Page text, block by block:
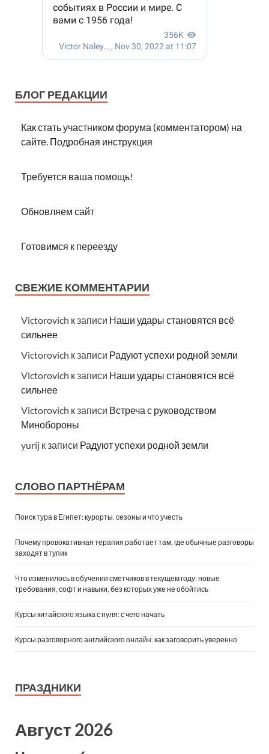
БЛОГ РЕДАКЦИИ
Как стать участником форума (комментатором) на
сайте. Подробная инструкция
Требуется ваша помощь!
Обновляем сайт
Готовимся к переезду
СВЕЖИЕ КОММЕНТАРИИ
Victorovich к записи Наши удары становятся всё
сильнее
Victorovich к записи Радуют успехи родной земли
Victorovich к записи Наши удары становятся всё
сильнее
Victorovich к записи Встреча с руководством
Минобороны
yurij к записи Радуют успехи родной земли
СЛОВО ПАРТНЁРАМ
Поиск тура в Египет: курорты, сезоны и что учесть
Почему провокативная терапия работает там, где обычные разговоры
заходят в тупик
Что изменилось в обучении сметчиков в текущем году: новые
требования, софт и навыки, без которых уже не обойтись
Курсы китайского языка с нуля: с чего начать
Курсы разговорного английского онлайн: как заговорить уверенно
ПРАЗДНИКИ
Август 2026